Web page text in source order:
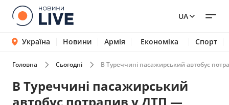
UA
Україна Новини Армія Економіка Спорт
Головна Сьогодні В Туреччині пасажирський автобус
В Туреччині пасажирський